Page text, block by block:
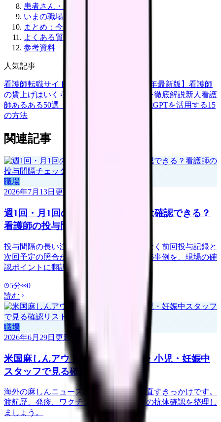
患者さん・ご家族への説明ポイント
いまの職場で確認できること
まとめ：今日からの3ステップ
よくある質問
参考資料
人気記事
看護師転職サイトランキングTOP5【2026年最新版】 看護師
の賃上げはいくら？2026年度の最新情報を徹底解説新人看護
師あるある50選【共感必至】
看護師がChatGPTを活用する15
の方法
関連記事
職場
2026年7月13日 更新
週1回・月1回の注射、前回投与日は確認できる？
看護師の投与間隔チェック
投与間隔の長い注射薬は、オーダだけでなく前回投与記録と
次回予定の照合が重要です。最新報告の15事例を、現場の確
認ポイントに翻訳します。
5分
0
読む
職場
2026年6月29日 更新
米国麻しんアウトブレイク、外来・小児・妊娠中
スタッフで見る確認リスト
海外の麻しんニュースは、外来問診を見直すきっかけです。
渡航歴、発疹、ワクチン歴、スタッフ側の抗体確認を整理し
ましょう。